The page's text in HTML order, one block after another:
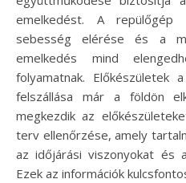
emelkedést. A repülőgép
sebesség elérése és a
emelkedés mind
folyamatnak. Előkészületek
felszállása már a földön
megkezdik az
terv ellenőrzése, amely
az időjárási viszonyokat és
Ezek az információk